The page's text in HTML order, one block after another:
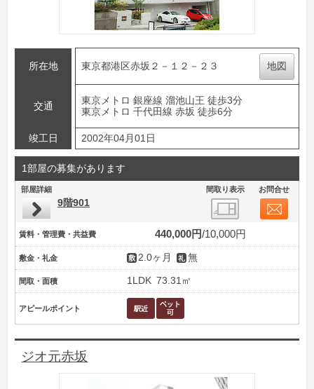
所在地 東京都港区赤坂２－１２－２３ 地図
交通
東京メトロ 銀座線 溜池山王 徒歩3分
東京メトロ 千代田線 赤坂 徒歩6分
竣工日 2002年04月01日
1部屋の募集があります
部屋詳細 間取り表示 お問合せ
9階901
賃料・管理費・共益費 440,000円 10,000円
敷金・礼金 2.0ヶ月 無
間取・面積 1LDK 73.31㎡
アピールポイント
ジオ元赤坂